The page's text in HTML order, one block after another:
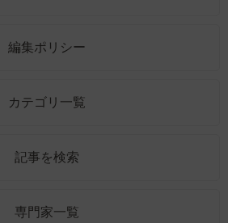
編集ポリシー
カテゴリ一覧
記事を検索
専門家一覧